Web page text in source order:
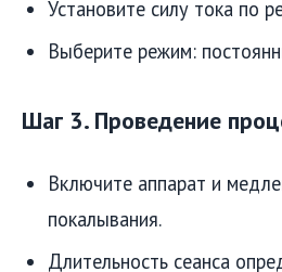
Установите силу тока по
Выберите режим:
Шаг 3. Проведение
Включите аппарат и
покалывания.
Длительность сеанса